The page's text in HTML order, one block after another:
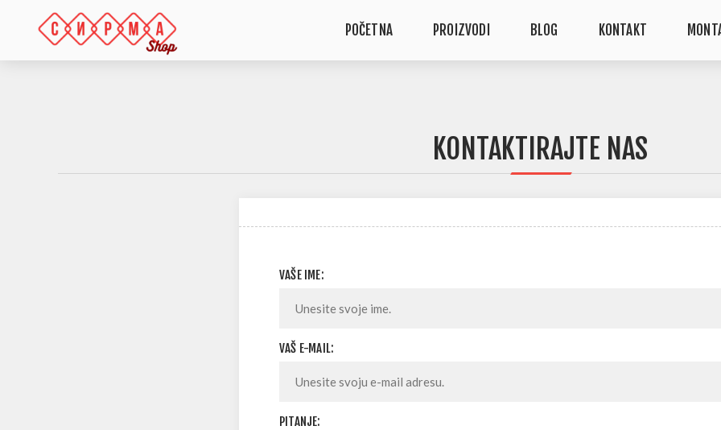
POČETNA PROIZVODI BLOG KONTAKT
KONTAKTIRAJTE NAS
VAŠE IME:
VAŠ E-MAIL:
PITANJE: